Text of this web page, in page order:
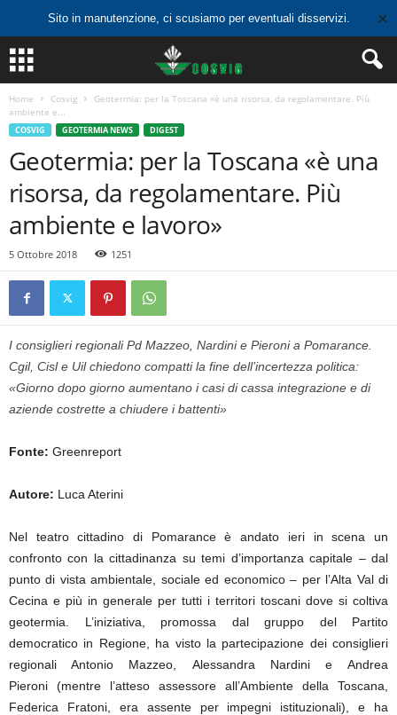
Sito in manutenzione, ci scusiamo per eventuali disservizi. ✕
Home Cosvig
Geotermia: per la Toscana «è una risorsa, da regolamentare. Più
ambiente e...
COSVIG GEOTERMIA NEWS DIGEST
Geotermia: per la Toscana «è una
risorsa, da regolamentare. Più
ambiente e lavoro»
5 Ottobre 2018 1251
I consiglieri regionali Pd Mazzeo, Nardini e Pieroni a Pomarance.
Cgil, Cisl e Uil chiedono compatti la fine dell’incertezza politica:
«Giorno dopo giorno aumentano i casi di cassa integrazione e di
aziende costrette a chiudere i battenti»
Fonte: Greenreport
Autore: Luca Aterini
Nel teatro cittadino di Pomarance è andato ieri in scena un
confronto con la cittadinanza su temi d’importanza capitale – dal
punto di vista ambientale, sociale ed economico – per l’Alta Val di
Cecina e più in generale per tutti i territori toscani dove si coltiva
geotermia. L’iniziativa, promossa dal gruppo del Partito
democratico in Regione, ha visto la partecipazione dei consiglieri
regionali Antonio Mazzeo, Alessandra Nardini e Andrea
Pieroni (mentre l’atteso assessore all’Ambiente della Toscana,
Federica Fratoni, era assente per impegni istituzionali), e ha